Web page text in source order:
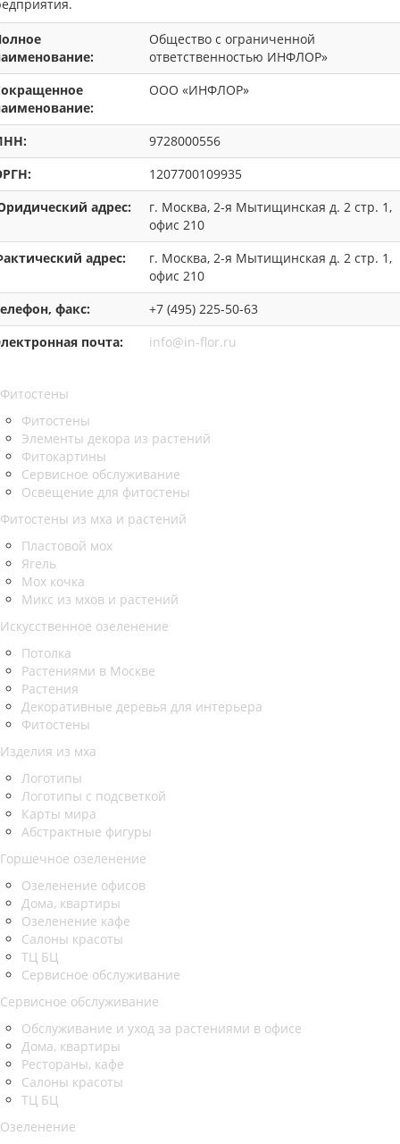
Общество с ограниченной
ответственностью ИНФЛОР»
ООО «ИНФЛОР»
9728000556
1207700109935
адрес:
г. Москва, 2-я Мытищинская д. 2 стр. 1,
офис 210
адрес:
г. Москва, 2-я Мытищинская д. 2 стр. 1,
офис 210
факс:
+7 (495) 225-50-63
почта:
info@in-flor.ru
Фитостены
Фитостены
Элементы декора из растений
Фитокартины
Сервисное обслуживание
Освещение для фитостены
Фитостены из мха и растений
Пластовой мох
Ягель
Мох кочка
Микс из мхов и растений
Искусственное озеленение
Потолка
Растениями в Москве
Растения
Декоративные деревья для интерьера
Фитостены
Изделия из мха
Логотипы
Логотипы с подсветкой
Карты мира
Абстрактные фигуры
Горшечное озеленение
Озеленение офисов
Дома, квартиры
Озеленение кафе
Салоны красоты
ТЦ БЦ
Сервисное обслуживание
Сервисное обслуживание
Обслуживание и уход за растениями в офисе
Дома, квартиры
Рестораны, кафе
Салоны красоты
ТЦ БЦ
Озеленение